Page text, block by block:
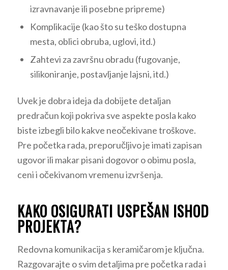
izravnavanje ili posebne pripreme)
Komplikacije (kao što su teško dostupna
mesta, oblici obruba, uglovi, itd.)
Zahtevi za završnu obradu (fugovanje,
silikoniranje, postavljanje lajsni, itd.)
Uvek je dobra ideja da dobijete detaljan
predračun koji pokriva sve aspekte posla kako
biste izbegli bilo kakve neočekivane troškove.
Pre početka rada, preporučljivo je imati zapisan
ugovor ili makar pisani dogovor o obimu posla,
ceni i očekivanom vremenu izvršenja.
KAKO OSIGURATI USPEŠAN ISHOD
PROJEKTA?
Redovna komunikacija s keramičarom je ključna.
Razgovarajte o svim detaljima pre početka rada i